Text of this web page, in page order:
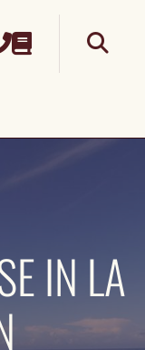
IN LA